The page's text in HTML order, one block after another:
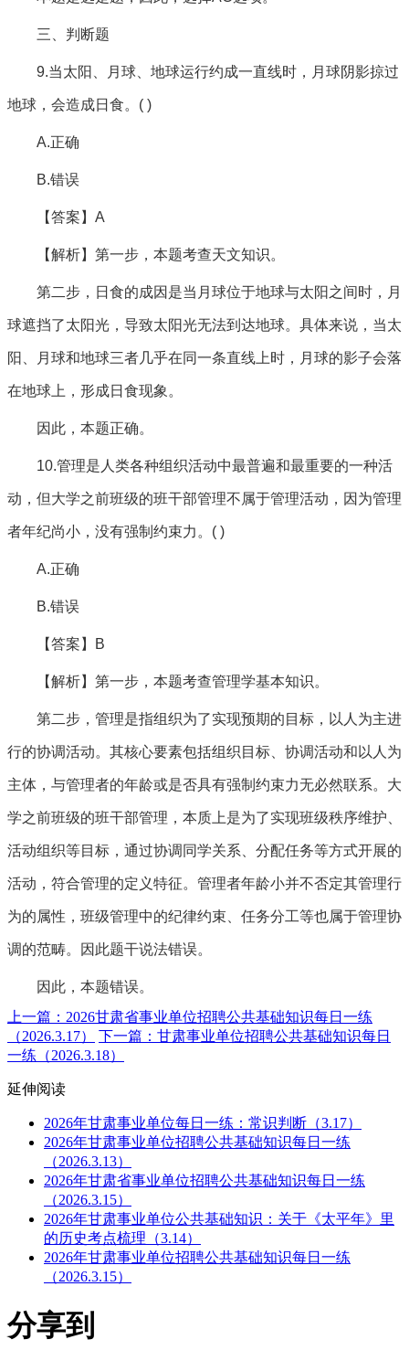
三、判断题
9.当太阳、月球、地球运行约成一直线时，月球阴影掠过
地球，会造成日食。( )
A.正确
B.错误
【答案】A
【解析】第一步，本题考查天文知识。
第二步，日食的成因是当月球位于地球与太阳之间时，月
球遮挡了太阳光，导致太阳光无法到达地球。具体来说，当太
阳、月球和地球三者几乎在同一条直线上时，月球的影子会落
在地球上，形成日食现象。
因此，本题正确。
10.管理是人类各种组织活动中最普遍和最重要的一种活
动，但大学之前班级的班干部管理不属于管理活动，因为管理
者年纪尚小，没有强制约束力。( )
A.正确
B.错误
【答案】B
【解析】第一步，本题考查管理学基本知识。
第二步，管理是指组织为了实现预期的目标，以人为主进
行的协调活动。其核心要素包括组织目标、协调活动和以人为
主体，与管理者的年龄或是否具有强制约束力无必然联系。大
学之前班级的班干部管理，本质上是为了实现班级秩序维护、
活动组织等目标，通过协调同学关系、分配任务等方式开展的
活动，符合管理的定义特征。管理者年龄小并不否定其管理行
为的属性，班级管理中的纪律约束、任务分工等也属于管理协
调的范畴。因此题干说法错误。
因此，本题错误。
上一篇：2026甘肃省事业单位招聘公共基础知识每日一练
（2026.3.17）
下一篇：甘肃事业单位招聘公共基础知识每日
一练（2026.3.18）
延伸阅读
2026年甘肃事业单位每日一练：常识判断（3.17）
2026年甘肃事业单位招聘公共基础知识每日一练
（2026.3.13）
2026年甘肃省事业单位招聘公共基础知识每日一练
（2026.3.15）
2026年甘肃事业单位公共基础知识：关于《太平年》里
的历史考点梳理（3.14）
2026年甘肃事业单位招聘公共基础知识每日一练
（2026.3.15）
分享到